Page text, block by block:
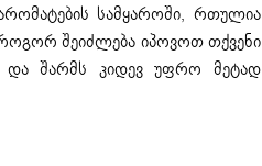
სამყაროში, რთულია
როგორ შეიძლება იპოვოთ თქვენი
და შარმს კიდევ უფრო მეტად